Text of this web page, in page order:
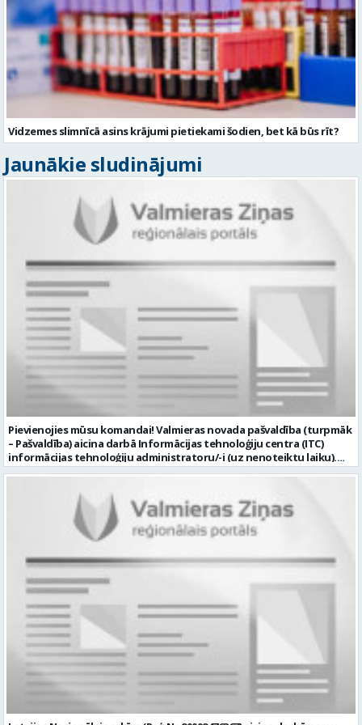
Vidzemes slimnīcā asins krājumi pietiekami šodien, bet kā būs rīt?
Jaunākie sludinājumi
Pievienojies mūsu komandai! Valmieras novada pašvaldība (turpmāk
– Pašvaldība) aicina darbā Informācijas tehnoloģiju centra (ITC)
informācijas tehnoloģiju administratoru/-i (uz nenoteiktu laiku).
Darba vieta: Rūjienas un Naukšēnu apvienību teritorijās Ja Tev ir
(turpmāk – IKT) saistīto problēmu pieteikumu pārvaldību un
operatīvu risināšanu; nodrošināt datortehnikas lietotāju atbalstu
un ar to saistīto problēmsituāciju risināšanu; uzstādīt, konfigurēt,
diagnosticēt un modernizēt Pašvaldības iestāžu datortehniku,
datortīklus un programmatūru, novērst kļūmes to darbībā;
kontrolēt ārējo pakalpojumu sniedzēju darbu izpildi Pašvaldības
iestādēs infrastruktūras uzturēšanā; sagatavot priekšlikumus par
IKT nomaiņu un efektīvāku izmantošanu; un ja Tev ir: vismaz vidējā
profesionālā izglītība informācijas tehnoloģiju jomā; darba
pieredze (ar informācijas tehnoloģijām saistītā jomā); izpratne par
datortehnikas un biroja tehnikas uzbūvi un problēmu risināšanas
secību; izpratne par datortīkla uzbūvi, tīkla iekārtu darbības
principiem; valsts valodas prasmes atbilstoši Valsts valodas likuma
prasībām; kompetences: ļoti labas organizatoriskās un saskarsmes
spējas, argumentācijas prasme; prasme patstāvīgi pieņemt
lēmumus; analītiskās spējas; augsta atbildības sajūta; precizitāte;
spēja strādāt individuāli un komandā; pašiniciatīva un spēja meklēt